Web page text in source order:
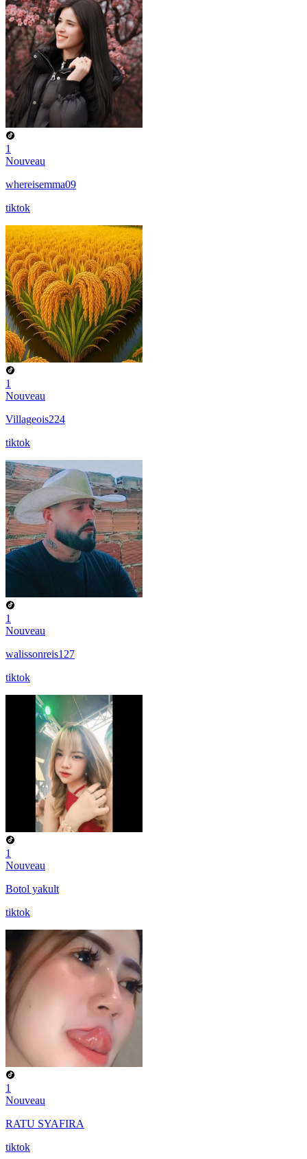
1
Nouveau
whereisemma09
tiktok
1
Nouveau
Villageois224
tiktok
1
Nouveau
walissonreis127
tiktok
1
Nouveau
Botol yakult
tiktok
1
Nouveau
RATU SYAFIRA
tiktok